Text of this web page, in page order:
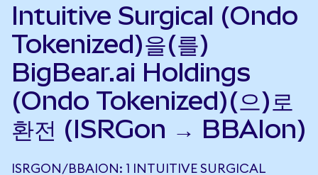
Intuitive Surgical (Ondo
Tokenized)을(를)
BigBear.ai Holdings
(Ondo Tokenized)(으)로
환전 (ISRGon → BBAIon)
ISRGON/BBAION: 1 INTUITIVE SURGICAL